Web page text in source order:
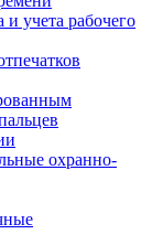
учета рабочего
охранно-